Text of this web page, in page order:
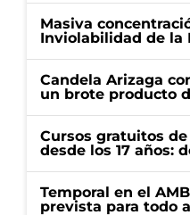
Masiva
Inviolabilidad de la
Candela Arizaga
un brote producto
Cursos gratuitos
desde los 17 años:
Temporal en el
prevista para todo